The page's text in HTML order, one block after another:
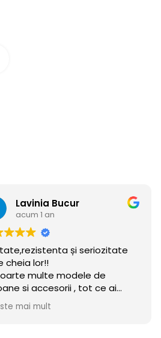
Florina Cusmir
acum 1 an
Foarte profi echipa si de calitate
produsele. Sunt mulțumita de
fiecare comanda